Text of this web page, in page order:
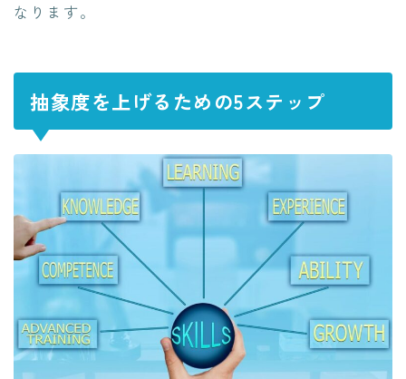
なります。
抽象度を上げるための5ステップ